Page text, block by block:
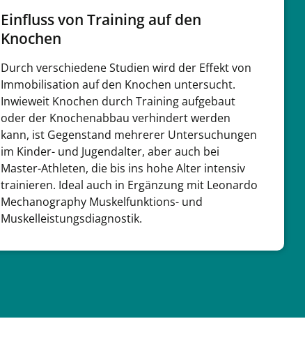
Einfluss von Training auf den
Knochen
Durch verschiedene Studien wird der Effekt von
Immobilisation auf den Knochen untersucht.
Inwieweit Knochen durch Training aufgebaut
oder der Knochenabbau verhindert werden
kann, ist Gegenstand mehrerer Untersuchungen
im Kinder- und Jugendalter, aber auch bei
Master-Athleten, die bis ins hohe Alter intensiv
trainieren. Ideal auch in Ergänzung mit Leonardo
Mechanography Muskelfunktions- und
Muskelleistungsdiagnostik.